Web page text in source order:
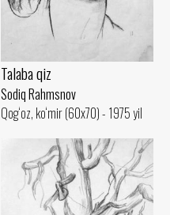
Talaba qiz
Sodiq Rahmsnov
Qog‘oz, ko‘mir (60x70) - 1975 yil